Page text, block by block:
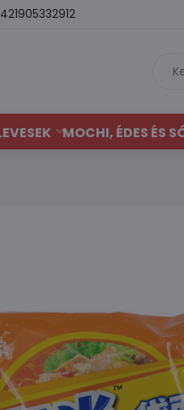
MOCHI, ÉDES ÉS